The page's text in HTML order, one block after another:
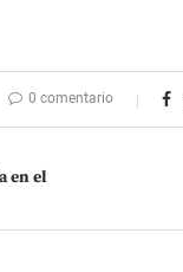
0 comentario
en el